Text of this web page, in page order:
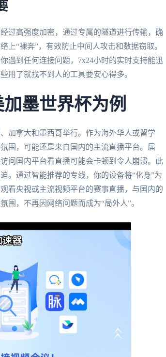
过高强度加密，通过专属的隧道进行传输，确
“裸奔”，有效防止中间人攻击和数据窃取。
遇到任何连接问题，7x24小时的实时支持能迅
用了就找不到人的工具要安心得多。
墨世界杯为例
加拿大和墨西哥举行。作为海外华人或留学
围，可能还是来自国内的主流直播平台。届
问国内平台看直播可能会卡顿到令人崩溃。此
。通过智能推荐的专线，你的设备将“化身”为
看央视或主流视频平台的赛事直播，与国内的
围，不再因网络问题而成为“局外人”。